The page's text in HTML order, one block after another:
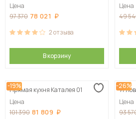
Цена
97 370 78 021
2отзыва
В корзину
Цена
49
-19%
Прямая кухня Каталея 01
Цена
101 390 81 809
-26%
Цена
93